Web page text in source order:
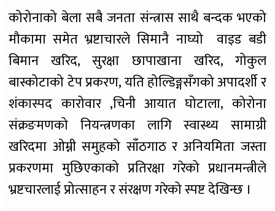
कोरोनाको बेला सबै जनता संन्त्रास साथै बन्दक भएको
मौकामा समेत भ्रष्टाचारले सिमानै नाघ्यो वाइड बडी
बिमान खरिद, सुरक्षा छापाखाना खरिद, गोकुल
बास्कोटाको टेप प्रकरण, यति होल्डिङ्गसँगको अपादर्शी र
शंकास्पद कारोवार ,चिनी आयात घोटाला, कोरोना
संक्रङमणको नियन्त्रणका लागि स्वास्थ्य सामाग्री
खरिदमा ओम्नी समुहको साँठगाठ र अनियमिता जस्ता
प्रकरणमा मुछिएकाको प्रतिरक्षा गरेको प्रधानमन्त्रीले
भ्रष्टचारलाई प्रोत्साहन र संरक्षण गरेको स्पष्ट देखिन्छ ।